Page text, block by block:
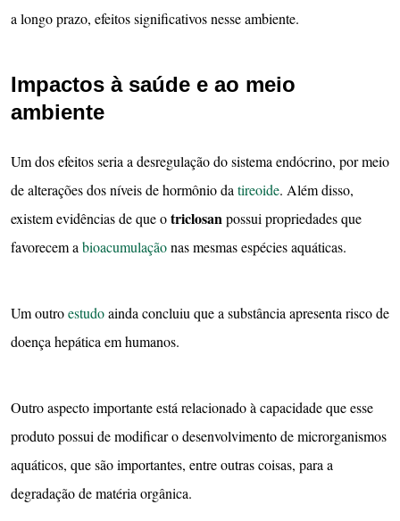
a longo prazo, efeitos significativos nesse ambiente.
Impactos à saúde e ao meio
ambiente
Um dos efeitos seria a desregulação do sistema endócrino, por meio
de alterações dos níveis de hormônio da tireoide. Além disso,
existem evidências de que otriclosanpossui propriedades que
favorecem a bioacumulaçãonas mesmas espécies aquáticas.
Um outroestudoainda concluiu que a substância apresenta risco de
doença hepática em humanos.
Outro aspecto importante está relacionado à capacidade que esse
produto possui de modificar o desenvolvimento de microrganismos
aquáticos, que são importantes, entre outras coisas, para a
degradação de matéria orgânica.